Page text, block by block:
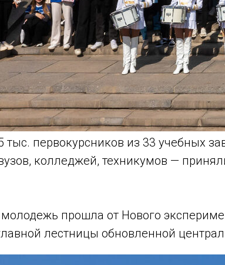
тыс. первокурсников из 33 учебных
колледжей, техникумов —
прошла от Нового
лестницы обновленной